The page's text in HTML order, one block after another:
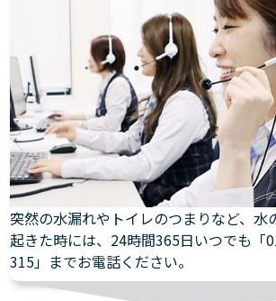
突然の水漏れやトイレのつまりなど、水
起きた時には、24時間365日いつでも「
315」までお電話ください。